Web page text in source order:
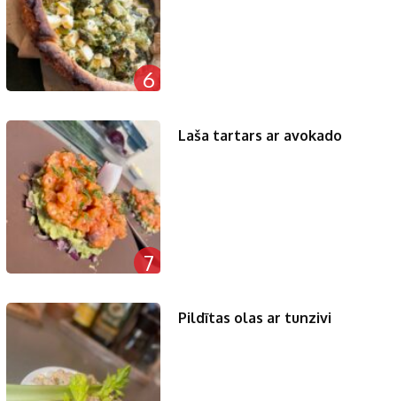
6
7
Laša tartars ar avokado
Pildītas olas ar tunzivi